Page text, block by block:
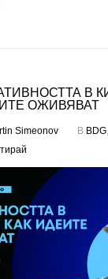
В
ОЖИВЯВАТ
Simeonov В BDG,